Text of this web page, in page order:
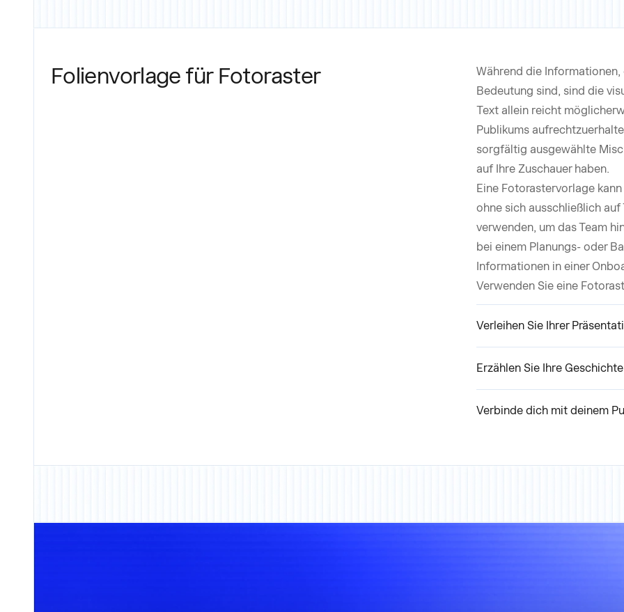
Folienvorlage für Fotoraster
Während die
Bedeutung sind, sind die
Text allein reicht
Publikums
sorgfältig ausgewählte
auf Ihre Zuschauer haben.
Eine Fotorastervorlage
ohne sich ausschließlich auf
verwenden, um das Team
bei einem Planungs- oder
Informationen in einer
Verwenden Sie eine
Verleihen Sie Ihrer
Erzählen Sie Ihre
Verbinde dich mit deinem